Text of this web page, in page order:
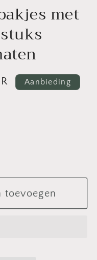
met
Aanbieding
toevoegen